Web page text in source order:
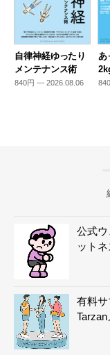
自律神経ゆったり
メンテナンス術
840円 — 2026.08.06
あ
公式ウ
ット
有料